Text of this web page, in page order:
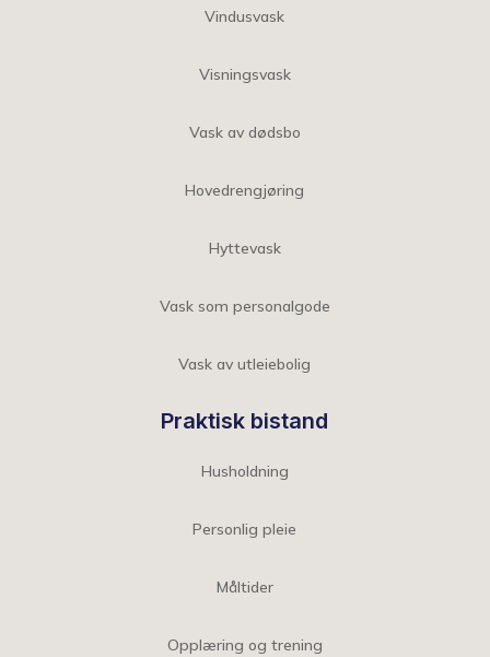
Vindusvask
Visningsvask
Vask av dødsbo
Hovedrengjøring
Hyttevask
Vask som personalgode
Vask av utleiebolig
Praktisk bistand
Husholdning
Personlig pleie
Måltider
Opplæring og trening